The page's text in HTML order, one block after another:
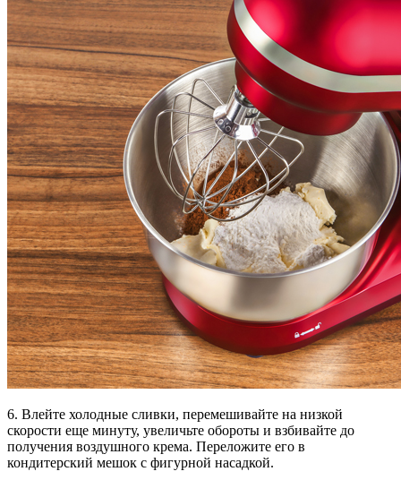
6. Влейте холодные сливки, перемешивайте на низкой
скорости еще минуту, увеличьте обороты и взбивайте до
получения воздушного крема. Переложите его в
кондитерский мешок с фигурной насадкой.